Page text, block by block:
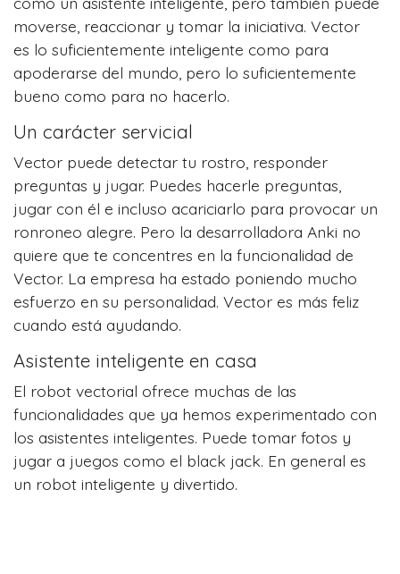
moverse, reaccionar y tomar la iniciativa. Vector
es lo suficientemente inteligente como para
apoderarse del mundo, pero lo suficientemente
bueno como para no hacerlo.
Un carácter servicial
Vector puede detectar tu rostro, responder
preguntas y jugar. Puedes hacerle preguntas,
jugar con él e incluso acariciarlo para provocar un
ronroneo alegre. Pero la desarrolladora Anki no
quiere que te concentres en la funcionalidad de
Vector. La empresa ha estado poniendo mucho
esfuerzo en su personalidad. Vector es más feliz
cuando está ayudando.
Asistente inteligente en casa
El robot vectorial ofrece muchas de las
funcionalidades que ya hemos experimentado con
los asistentes inteligentes. Puede tomar fotos y
jugar a juegos como el black jack. En general es
un robot inteligente y divertido.